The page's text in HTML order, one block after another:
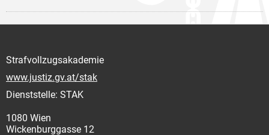
Strafvollzugsakademie
www.justiz.gv.at/stak
Dienststelle: STAK
1080 Wien
Wickenburggasse 12